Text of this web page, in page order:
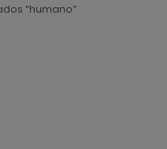
“humano”